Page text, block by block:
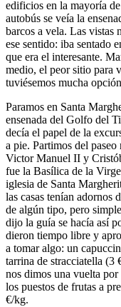
edificios en la mayoría
autobús se veía la
barcos a vela. Las vistas
ese sentido: iba sentado
que era el interesante.
medio, el peor sitio para
tuviésemos mucha
Paramos en Santa
ensenada del Golfo del
decía el papel de la
a pie. Partimos del
Victor Manuel II y
fue la Basílica de la
iglesia de Santa
las casas tenían adornos
de algún tipo, pero
dijo la guía se hacía así
dieron tiempo libre y
a tomar algo: un
tarrina de stracciatella (3
nos dimos una vuelta
los puestos de frutas a
€/kg.